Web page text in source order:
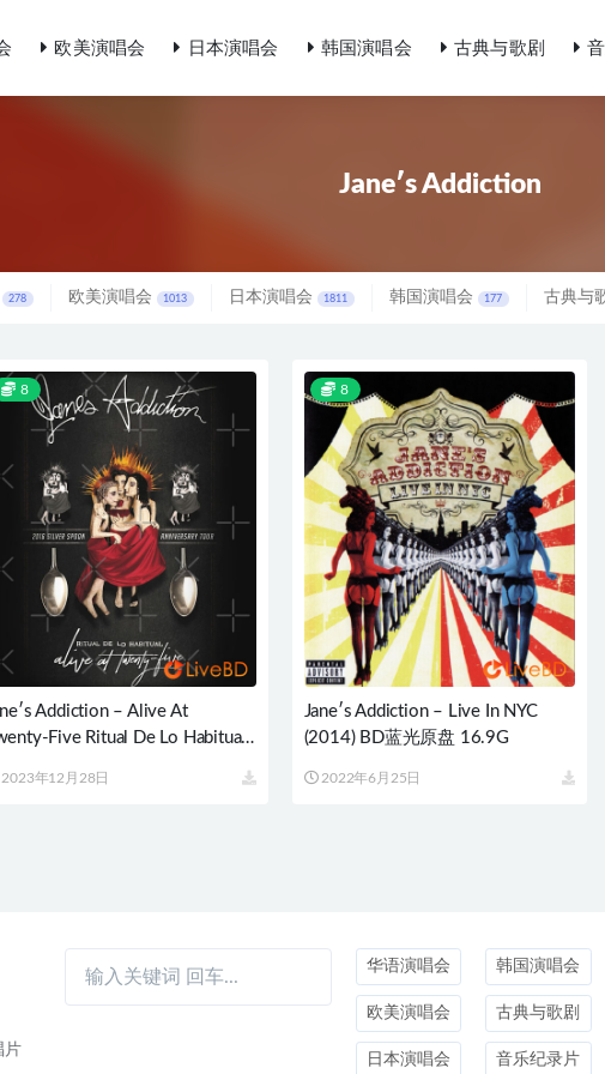
欧美演唱会 日本演唱会 韩国演唱会 古典与歌剧
Jane′s Addiction
278 欧美演唱会 1013 日本演唱会 1811 韩国演唱会 177 古典与
8
Addiction – Alive At
Five Ritual De Lo Habitual
年12月28日
8
Jane′s Addiction – Live In NYC
(2014) BD蓝光原盘 16.9G
2022年6月25日
片
华语演唱会
欧美演唱会
日本演唱会
韩国演唱会
古典与歌剧
音乐纪录片